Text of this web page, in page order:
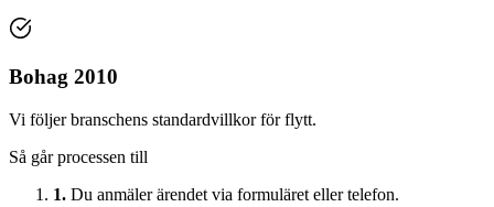
Bohag 2010
Vi följer branschens standardvillkor för flytt.
Så går processen till
1. Du anmäler ärendet via formuläret eller telefon.